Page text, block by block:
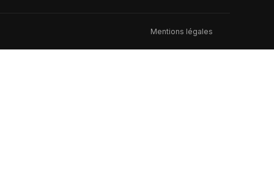
Mentions légales